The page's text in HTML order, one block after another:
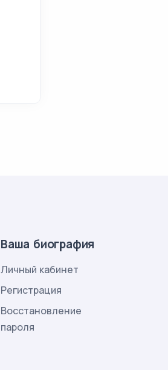
Ваша биография
Личный кабинет
Регистрация
Восстановление
пароля